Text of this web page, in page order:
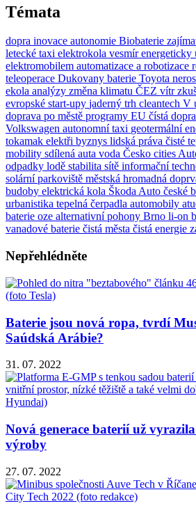
Témata
dopra inovace autonomie Biobaterie
letecké taxi elektrokola vesmír energeticky
elektromobilem automatizace a robotizace
teleoperace Dukovany baterie Toyota
ekola analýzy změna klimatu ČEZ vítr
evropské start-upy jaderný trh cleantech V
doprava po městě programy EU čístá
Volkswagen autonomní taxi geotermální
tokamak elektři byznys lidská práva čisté
mobility sdílená auta voda Česko cities
odpadky lodě stabilita sítě informační
solární parkoviště městská hromadná
budoby elektrická kola Škoda Auto české
urbanistika tepelná čerpadla automobily
baterie oze alternativní pohony Brno li-on
vanadové baterie čistá města čistá energie
Nepřehlédněte
Baterie jsou nová ropa, tvrdí
Saúdská Arábie?
31. 07. 2022
Nová generace baterií už
výroby
27. 07. 2022